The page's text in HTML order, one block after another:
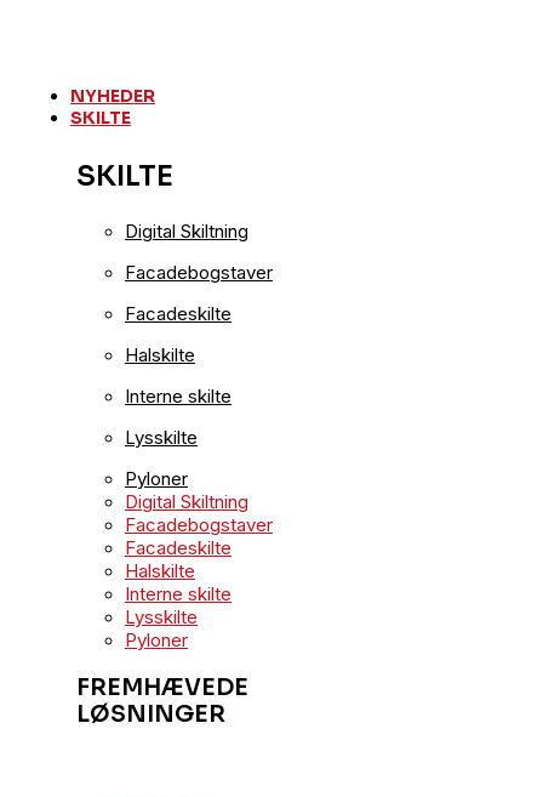
NYHEDER
SKILTE
SKILTE
Digital Skiltning
Facadebogstaver
Facadeskilte
Halskilte
Interne skilte
Lysskilte
Pyloner
Digital Skiltning
Facadebogstaver
Facadeskilte
Halskilte
Interne skilte
Lysskilte
Pyloner
FREMHÆVEDE
LØSNINGER